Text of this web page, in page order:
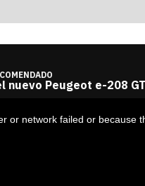
nuevo Peugeot e-208
or network failed or because